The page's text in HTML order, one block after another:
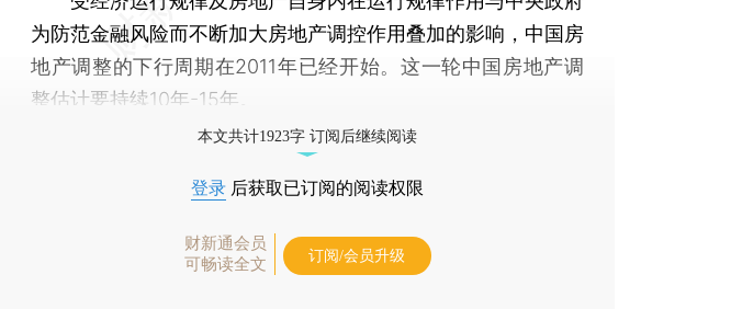
为防范金融风险而不断加大房地产调控作用叠加的影响，中国房
地产调整的下行周期在2011年已经开始。这一轮中国房地产调
整估计要持续10年-15年。
本文共计1923字 订阅后继续阅读
登录 后获取已订阅的阅读权限
财新通会员
可畅读全文
订阅/会员升级